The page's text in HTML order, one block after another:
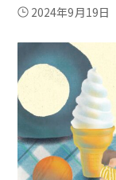
2024年9月19日